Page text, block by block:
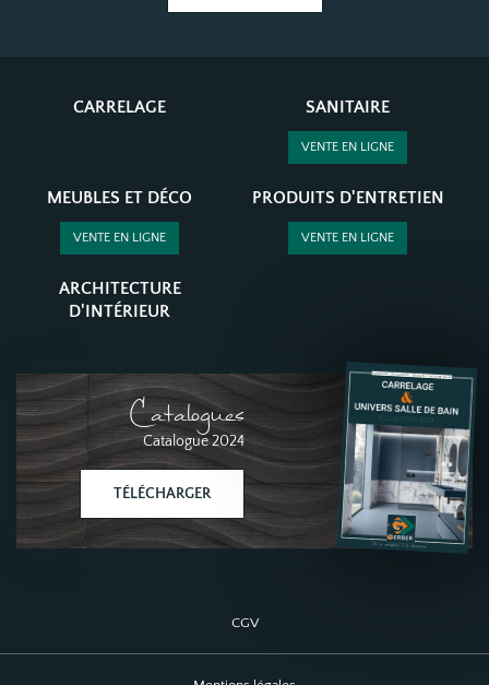
CARRELAGE SANITAIRE
VENTE EN LIGNE
MEUBLES ET DÉCO
VENTE EN LIGNE
PRODUITS D'ENTRETIEN
VENTE EN LIGNE
ARCHITECTURE
D'INTÉRIEUR
Catalogues
Catalogue 2024
TÉLÉCHARGER
CGV